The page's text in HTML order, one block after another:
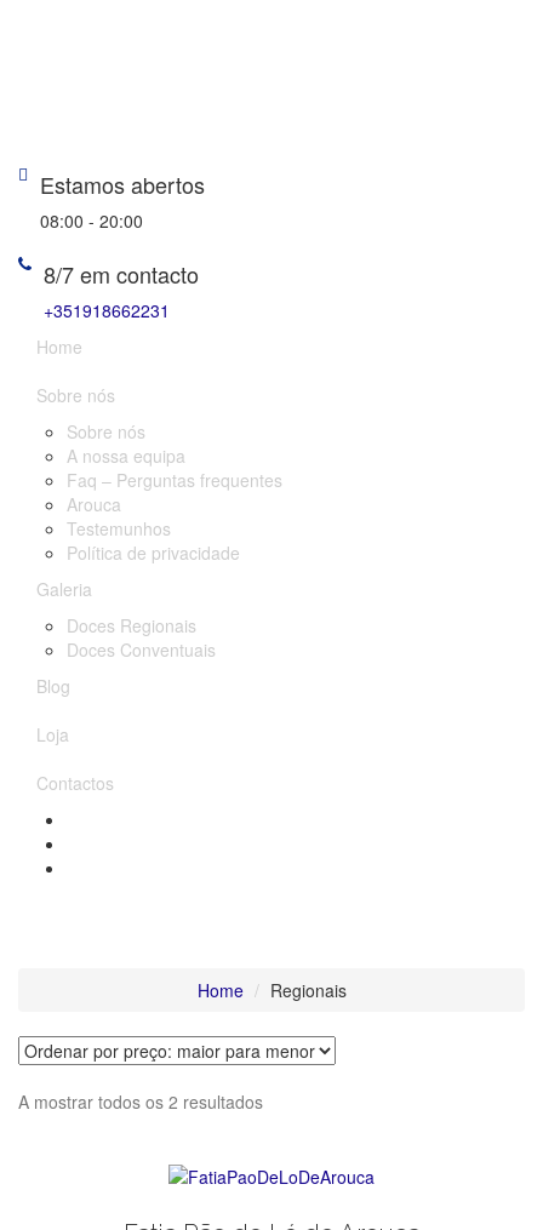
Estamos abertos
08:00 - 20:00
8/7 em contacto
+351918662231
Home
Sobre nós
Sobre nós
A nossa equipa
Faq – Perguntas frequentes
Arouca
Testemunhos
Política de privacidade
Galeria
Doces Regionais
Doces Conventuais
Blog
Loja
Contactos
Home Regionais
A mostrar todos os 2 resultados